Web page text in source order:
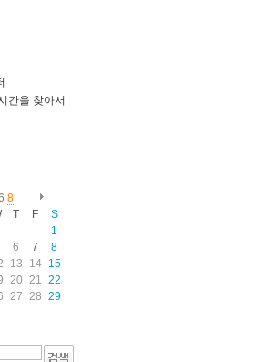
간을 찾아서
8
T F
S
1
6 7
8
13 14
15
20 21 22
27 28 29